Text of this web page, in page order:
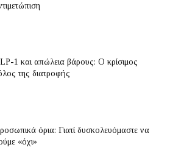
1 και απώλεια βάρους: Ο κρίσιμος
της διατροφής
όρια: Γιατί δυσκολευόμαστε να
«όχι»